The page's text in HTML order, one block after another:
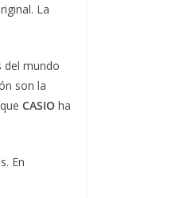
La
del mundo
son la
CASIO ha
En